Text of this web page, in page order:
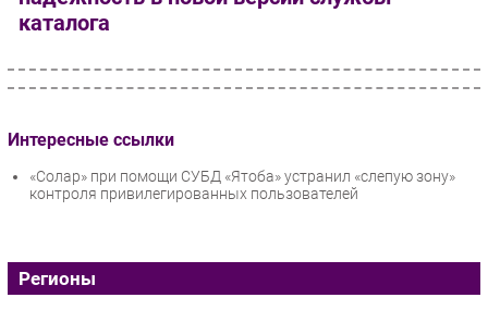
каталога
Интересные ссылки
«Солар» при помощи СУБД «Ятоба» устранил «слепую зону»
контроля привилегированных пользователей
Регионы